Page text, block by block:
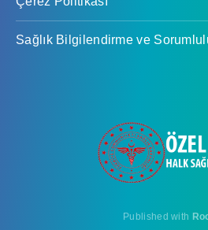
Sağlık Bilgilendirme ve
Published with